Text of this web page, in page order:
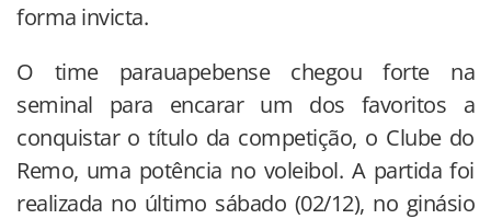
forma invicta.
O time parauapebense chegou forte na
seminal para encarar um dos favoritos a
conquistar o título da competição, o Clube do
Remo, uma potência no voleibol. A partida foi
realizada no último sábado (02/12), no ginásio